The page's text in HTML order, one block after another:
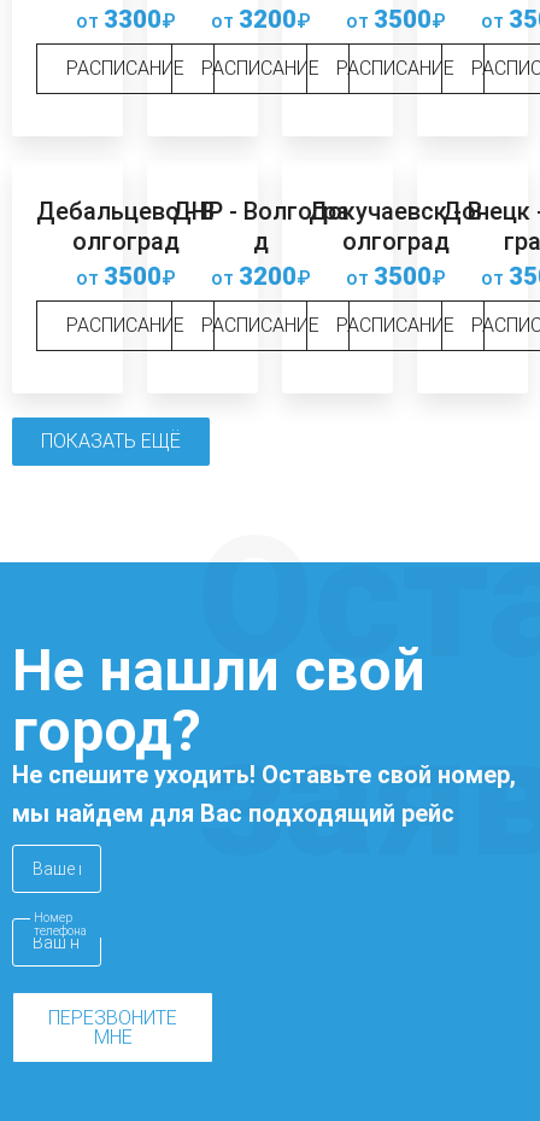
от 3300₽
РАСПИСАНИЕ
от 3200₽
РАСПИСАНИЕ
от 3500₽
РАСПИСАНИЕ
от
Дебальцево - В
олгоград
от 3500₽
РАСПИСАНИЕ
ДНР - Волгогра
д
от 3200₽
РАСПИСАНИЕ
Докучаевск - В
олгоград
от 3500₽
РАСПИСАНИЕ
Донецк
от
ПОКАЗАТЬ ЕЩЁ
Не нашли свой
город?
Не спешите уходить! Оставьте свой номер,
мы найдем для Вас подходящий рейс
Номер
телефона
ПЕРЕЗВОНИТЕ
МНЕ